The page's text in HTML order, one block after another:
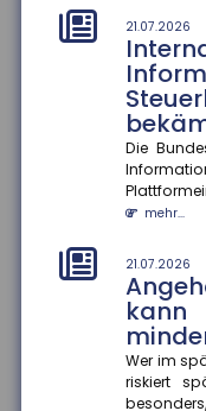
21.07.2026
Die
mehr...
21.07.2026
Wer im
riskiert
Das
dass eine
einen
mehr...
18.07.2026
Im
Steuer-
Vernetzung
mehr...
18.07.2026